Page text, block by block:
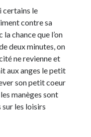
certains le
contre sa
chance que l’on
deux minutes, on
ne revienne et
aux anges le petit
son petit coeur
manèges sont
sur les loisirs